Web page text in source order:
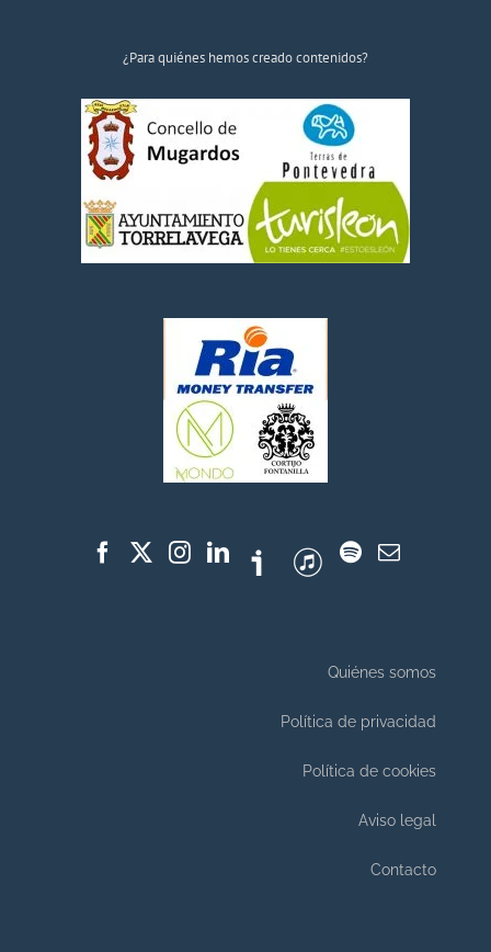
¿Para quiénes hemos creado contenidos?
Quiénes somos
Política de privacidad
Política de cookies
Aviso legal
Contacto